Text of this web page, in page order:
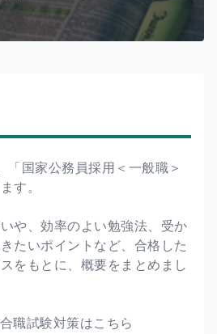
「国家公務員採用＜一般職＞
す。
や、効率のよい勉強法、受か
たいポイントなど、合格した
をもとに、概要をまとめまし
職試験対策はこちら